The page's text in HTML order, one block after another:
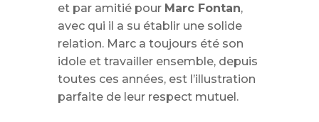
et par amitié pour Marc Fontan,
avec qui il a su établir une solide
relation. Marc a toujours été son
idole et travailler ensemble, depuis
toutes ces années, est l’illustration
parfaite de leur respect mutuel.